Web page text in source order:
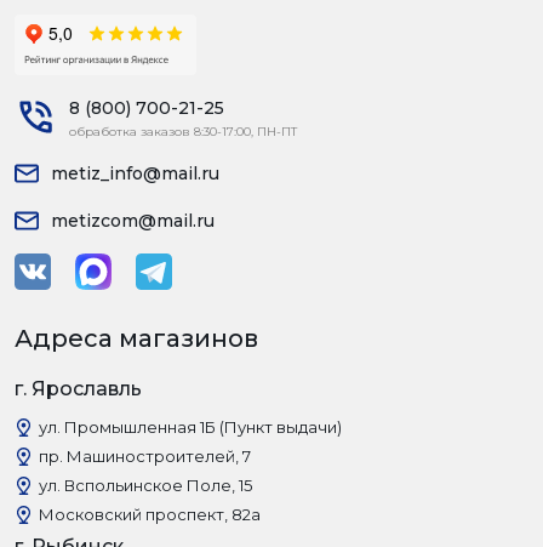
8 (800) 700-21-25
обработка заказов 8:30-17:00, ПН-ПТ
metiz_info@mail.ru
metizcom@mail.ru
Адреса магазинов
г. Ярославль
ул. Промышленная 1Б (Пункт выдачи)
пр. Машиностроителей, 7
ул. Вспольинское Поле, 15
Московский проспект, 82а